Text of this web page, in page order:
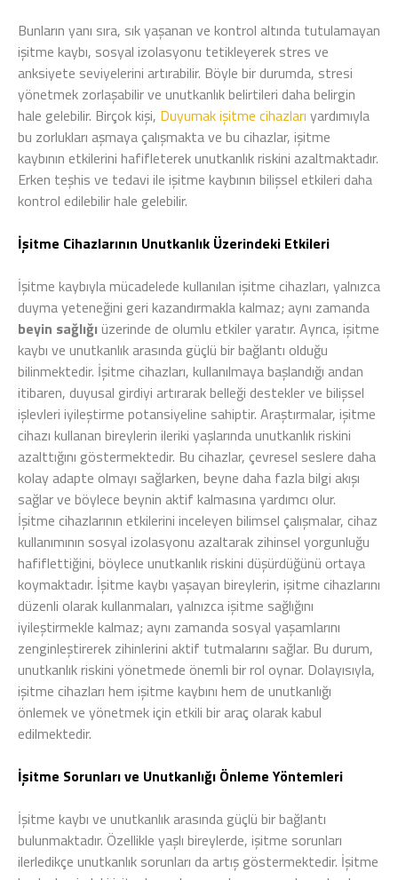
Bunların yanı sıra, sık yaşanan ve kontrol altında tutulamayan
işitme kaybı, sosyal izolasyonu tetikleyerek stres ve
anksiyete seviyelerini artırabilir. Böyle bir durumda, stresi
yönetmek zorlaşabilir ve unutkanlık belirtileri daha belirgin
hale gelebilir. Birçok kişi, Duyumak işitme cihazları yardımıyla
bu zorlukları aşmaya çalışmakta ve bu cihazlar, işitme
kaybının etkilerini hafifleterek unutkanlık riskini azaltmaktadır.
Erken teşhis ve tedavi ile işitme kaybının bilişsel etkileri daha
kontrol edilebilir hale gelebilir.
İşitme Cihazlarının Unutkanlık Üzerindeki Etkileri
İşitme kaybıyla mücadelede kullanılan işitme cihazları, yalnızca
duyma yeteneğini geri kazandırmakla kalmaz; aynı zamanda
beyin sağlığı üzerinde de olumlu etkiler yaratır. Ayrıca, işitme
kaybı ve unutkanlık arasında güçlü bir bağlantı olduğu
bilinmektedir. İşitme cihazları, kullanılmaya başlandığı andan
itibaren, duyusal girdiyi artırarak belleği destekler ve bilişsel
işlevleri iyileştirme potansiyeline sahiptir. Araştırmalar, işitme
cihazı kullanan bireylerin ileriki yaşlarında unutkanlık riskini
azalttığını göstermektedir. Bu cihazlar, çevresel seslere daha
kolay adapte olmayı sağlarken, beyne daha fazla bilgi akışı
sağlar ve böylece beynin aktif kalmasına yardımcı olur.
İşitme cihazlarının etkilerini inceleyen bilimsel çalışmalar, cihaz
kullanımının sosyal izolasyonu azaltarak zihinsel yorgunluğu
hafiflettiğini, böylece unutkanlık riskini düşürdüğünü ortaya
koymaktadır. İşitme kaybı yaşayan bireylerin, işitme cihazlarını
düzenli olarak kullanmaları, yalnızca işitme sağlığını
iyileştirmekle kalmaz; aynı zamanda sosyal yaşamlarını
zenginleştirerek zihinlerini aktif tutmalarını sağlar. Bu durum,
unutkanlık riskini yönetmede önemli bir rol oynar. Dolayısıyla,
işitme cihazları hem işitme kaybını hem de unutkanlığı
önlemek ve yönetmek için etkili bir araç olarak kabul
edilmektedir.
İşitme Sorunları ve Unutkanlığı Önleme Yöntemleri
İşitme kaybı ve unutkanlık arasında güçlü bir bağlantı
bulunmaktadır. Özellikle yaşlı bireylerde, işitme sorunları
ilerledikçe unutkanlık sorunları da artış göstermektedir. İşitme